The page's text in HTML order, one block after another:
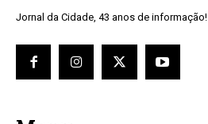
Jornal da Cidade, 43 anos de informação!